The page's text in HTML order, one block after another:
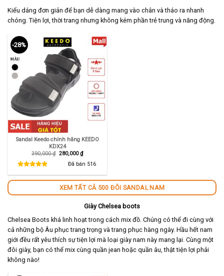
Kiểu dáng đơn giản để bạn dễ dàng mang vào chân và tháo ra nhanh
chóng. Tiện lợi, thời trang nhưng không kém phần trẻ trung và năng động.
-28%
Sandal Keedo chính hãng KEEDO
KDX24
390,000₫ Giá
280,000₫Giá
hiện
tại
Đã bán 516
XEM TẤT CẢ 500 ĐÔI SANDAL NAM
Giày Chelsea boots
Chelsea Boots khá linh hoạt trong cách mix đồ. Chúng có thể đi cùng với
cả những bộ Âu phục trang trọng và trang phục hàng ngày. Hầu hết nam
giới đều rất yêu thích sự tiện lợi mà loại giày nam này mang lại. Cùng một
đôi giày, bạn có thể mix cùng quần jean hoặc quần âu, thật tiện lợi phải
không nào!